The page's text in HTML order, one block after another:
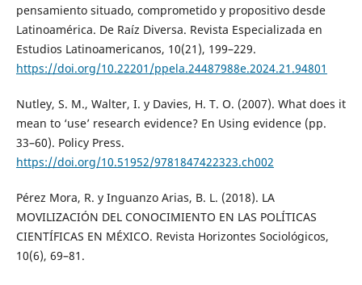
pensamiento situado, comprometido y propositivo desde
Latinoamérica. De Raíz Diversa. Revista Especializada en
Estudios Latinoamericanos, 10(21), 199–229.
https://doi.org/10.22201/ppela.24487988e.2024.21.94801
Nutley, S. M., Walter, I. y Davies, H. T. O. (2007). What does it
mean to ‘use’ research evidence? En Using evidence (pp.
33–60). Policy Press.
https://doi.org/10.51952/9781847422323.ch002
Pérez Mora, R. y Inguanzo Arias, B. L. (2018). LA
MOVILIZACIÓN DEL CONOCIMIENTO EN LAS POLÍTICAS
CIENTÍFICAS EN MÉXICO. Revista Horizontes Sociológicos,
10(6), 69–81.